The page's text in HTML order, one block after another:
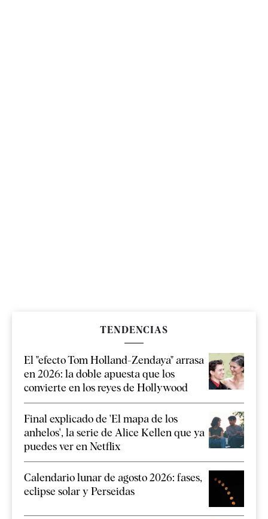
TENDENCIAS
El "efecto Tom Holland-Zendaya" arrasa
en 2026: la doble apuesta que los
convierte en los reyes de Hollywood
Final explicado de 'El mapa de los
anhelos', la serie de Alice Kellen que ya
puedes ver en Netflix
Calendario lunar de agosto 2026: fases,
eclipse solar y Perseidas